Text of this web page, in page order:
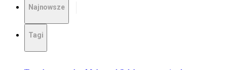
Najnowsze
Tagi